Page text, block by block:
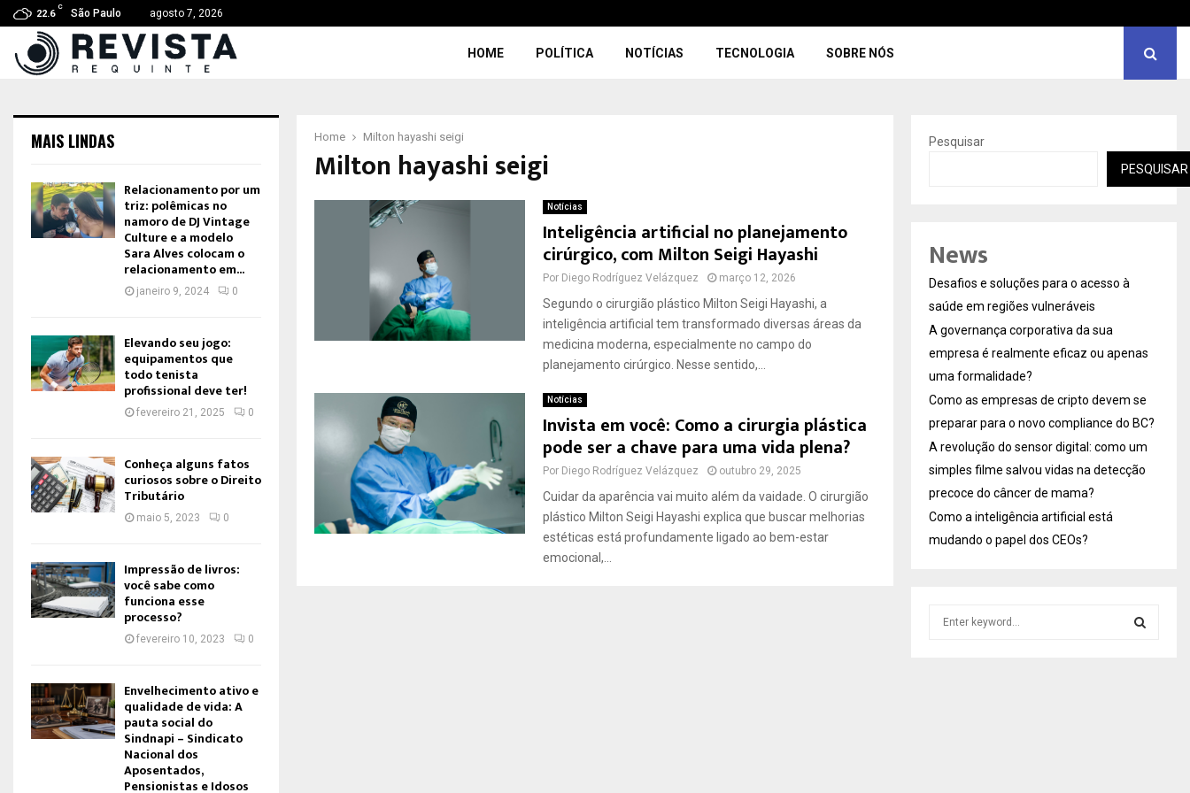
22.6
C
São Paulo agosto 7, 2026
HOME POLÍTICA NOTÍCIAS TECNOLOGIA SOBRE NÓS
Home Milton hayashi seigi
Milton hayashi seigi
Notícias
Inteligência artificial no planejamento
cirúrgico, com Milton Seigi Hayashi
Por Diego Rodríguez Velázquez março 12, 2026
Segundo o cirurgião plástico Milton Seigi Hayashi, a
inteligência artificial tem transformado diversas áreas da
medicina moderna, especialmente no campo do
planejamento cirúrgico. Nesse sentido,...
Notícias
Invista em você: Como a cirurgia plástica
pode ser a chave para uma vida plena?
Por Diego Rodríguez Velázquez outubro 29, 2025
Cuidar da aparência vai muito além da vaidade. O cirurgião
plástico Milton Seigi Hayashi explica que buscar melhorias
estéticas está profundamente ligado ao bem-estar
emocional,...
MAIS LINDAS
Relacionamento por um
triz: polêmicas no
namoro de DJ Vintage
Culture e a modelo
Sara Alves colocam o
relacionamento em...
janeiro 9, 2024 0
Elevando seu jogo:
equipamentos que
todo tenista
profissional deve ter!
fevereiro 21, 2025 0
Conheça alguns fatos
curiosos sobre o Direito
Tributário
maio 5, 2023 0
Impressão de livros:
você sabe como
funciona esse
processo?
fevereiro 10, 2023 0
Envelhecimento ativo e
qualidade de vida: A
pauta social do
Sindnapi – Sindicato
Nacional dos
Aposentados,
Pensionistas e Idosos
Pesquisar
PESQUISAR
News
Desafios e soluções para o acesso à
saúde em regiões vulneráveis
A governança corporativa da sua
empresa é realmente eficaz ou apenas
uma formalidade?
Como as empresas de cripto devem se
preparar para o novo compliance do BC?
A revolução do sensor digital: como um
simples filme salvou vidas na detecção
precoce do câncer de mama?
Como a inteligência artificial está
mudando o papel dos CEOs?